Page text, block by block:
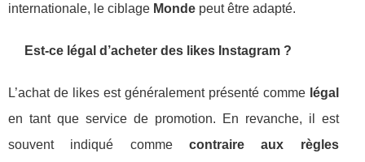
internationale, le ciblage Monde peut être adapté.
Est-ce légal d’acheter des likes Instagram ?
L’achat de likes est généralement présenté comme légal
en tant que service de promotion. En revanche, il est
souvent indiqué comme contraire aux règles